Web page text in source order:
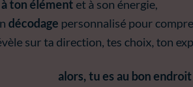
ton élément et à son énergie,
décodage personnalisé pour
sur ta direction, tes choix, ton
alors, tu es au bon endroit